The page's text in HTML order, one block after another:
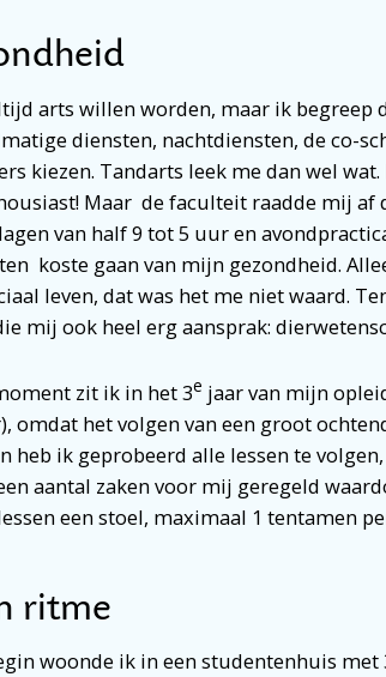
arts willen worden, maar ik begreep
diensten, nachtdiensten, de co-
kiezen. Tandarts leek me dan wel
Maar de faculteit raadde mij af
van half 9 tot 5 uur en
koste gaan van mijn gezondheid.
leven, dat was het me niet waard.
mij ook heel erg aansprak:
zit ik in het 3e jaar van mijn
omdat het volgen van een groot
heb ik geprobeerd alle lessen te
aantal zaken voor mij geregeld
een stoel, maximaal 1 tentamen
ritme
woonde ik in een studentenhuis